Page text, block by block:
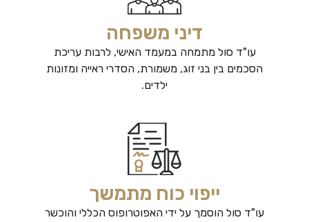
דיני משפחה
עו"ד סול מתמחה במעמד האישי, לרבות עריכת
הסכמים בין בני זוג, משמורת, הסדרי ראייה ומזונות
ילדים.
ייפוי כוח מתמשך
עו"ד סול הוסמך על ידי האפוטרופוס הכללי והוכשר